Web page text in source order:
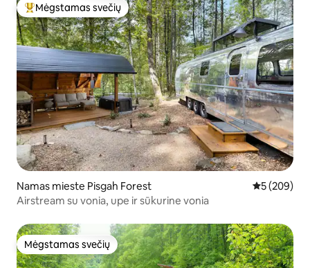
Svečių mėgstamiausias
Mėgstamas svečių
Namas mieste Pisgah Forest Vidutinis
5 (209)
Airstream su vonia, upe ir sūkurine vonia
Mėgstamas svečių
Mėgstamas svečių